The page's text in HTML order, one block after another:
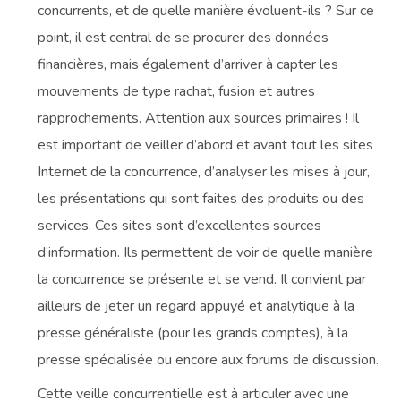
concurrents, et de quelle manière évoluent-ils ? Sur ce
point, il est central de se procurer des données
financières, mais également d’arriver à capter les
mouvements de type rachat, fusion et autres
rapprochements. Attention aux sources primaires ! Il
est important de veiller d’abord et avant tout les sites
Internet de la concurrence, d’analyser les mises à jour,
les présentations qui sont faites des produits ou des
services. Ces sites sont d’excellentes sources
d’information. Ils permettent de voir de quelle manière
la concurrence se présente et se vend. Il convient par
ailleurs de jeter un regard appuyé et analytique à la
presse généraliste (pour les grands comptes), à la
presse spécialisée ou encore aux forums de discussion.
Cette veille concurrentielle est à articuler avec une